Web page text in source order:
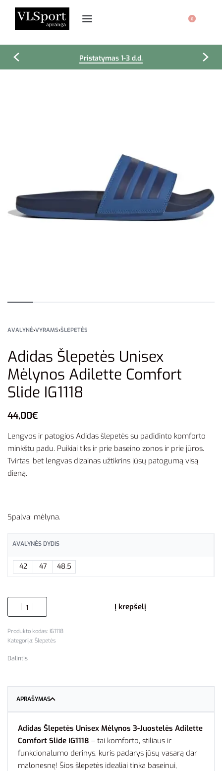
0
Pristatymas 1-3 d.d.
AVALYNĖ›VYRAMS›ŠLEPETĖS
Adidas Šlepetės Unisex
Mėlynos Adilette Comfort
Slide IG1118
44,00€
Lengvos ir patogios Adidas šlepetės su padidinto komforto
minkštu padu. Puikiai tiks ir prie baseino zonos ir prie jūros.
Tvirtas, bet lengvas dizainas užtikrins jūsų patogumą visą
dieną.
Spalva: mėlyna.
AVALYNĖS DYDIS
42 47 48.5
Į krepšelį
IG1118
Kategorija: Šlepetės
Dalintis
APRAŠYMAS
Adidas Šlepetės Unisex Mėlynos 3-Juostelės Adilette
Comfort Slide IG1118 – tai komforto, stiliaus ir
funkcionalumo derinys, kuris padarys jūsų vasarą dar
malonesnę! Šios šlepetės idealiai tinka baseinui,